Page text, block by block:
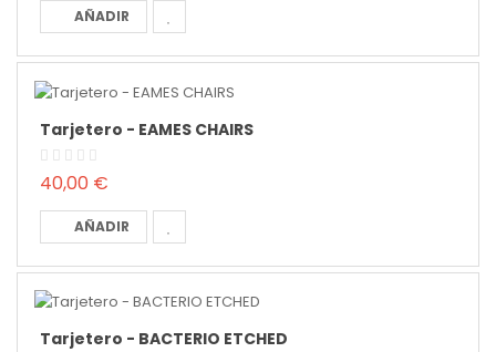
AÑADIR
Tarjetero - EAMES CHAIRS
40,00 €
AÑADIR
Tarjetero - BACTERIO ETCHED